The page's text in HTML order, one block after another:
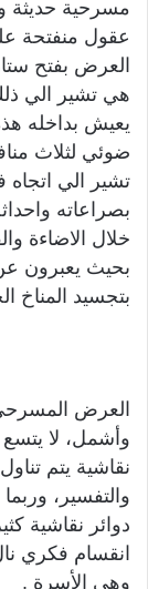
مسرحية حديثة
عقول منفتحة
العرض بفتح
هي تشير الي
يعيش بداخله
ضوئي لثلاث
تشير الي
بصراعاته
خلال الاضاءة
بحيث يعبرون
بتجسيد المناخ
العرض
وأشمل، لا يتسع
نقاشية يتم
والتفسير،
دوائر نقاشية
انقسام فكري
وهي الأسرة .